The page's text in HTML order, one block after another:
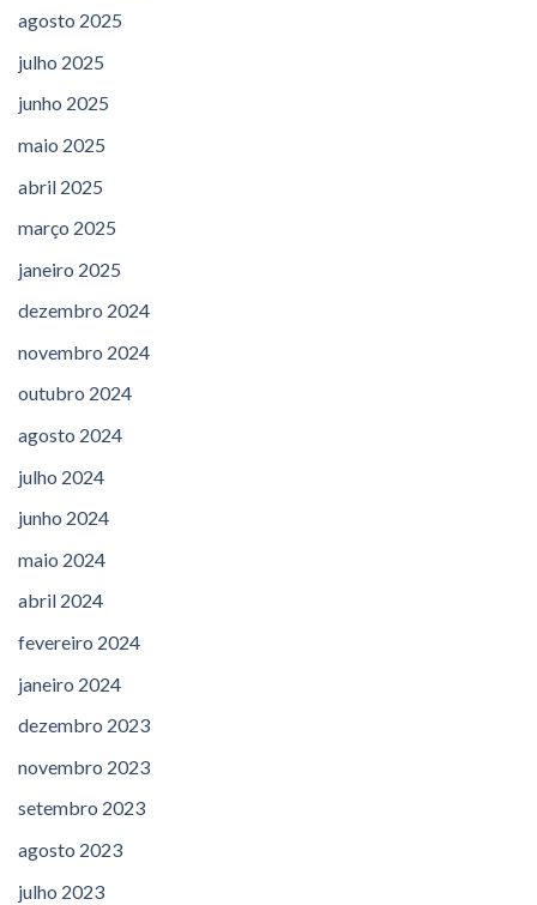
agosto 2025
julho 2025
junho 2025
maio 2025
abril 2025
março 2025
janeiro 2025
dezembro 2024
novembro 2024
outubro 2024
agosto 2024
julho 2024
junho 2024
maio 2024
abril 2024
fevereiro 2024
janeiro 2024
dezembro 2023
novembro 2023
setembro 2023
agosto 2023
julho 2023